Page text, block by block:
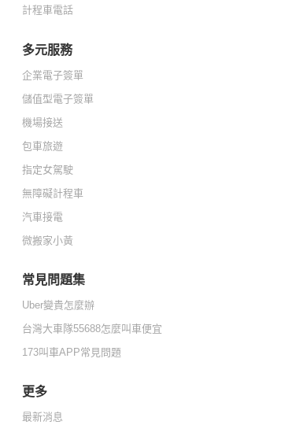
計程車電話
多元服務
企業電子簽單
儲值型電子簽單
機場接送
包車旅遊
指定女駕駛
無障礙計程車
汽車接電
微搬家小黃
常見問題集
Uber變貴怎麼辦
台灣大車隊55688怎麼叫車便宜
173叫車APP常見問題
更多
最新消息